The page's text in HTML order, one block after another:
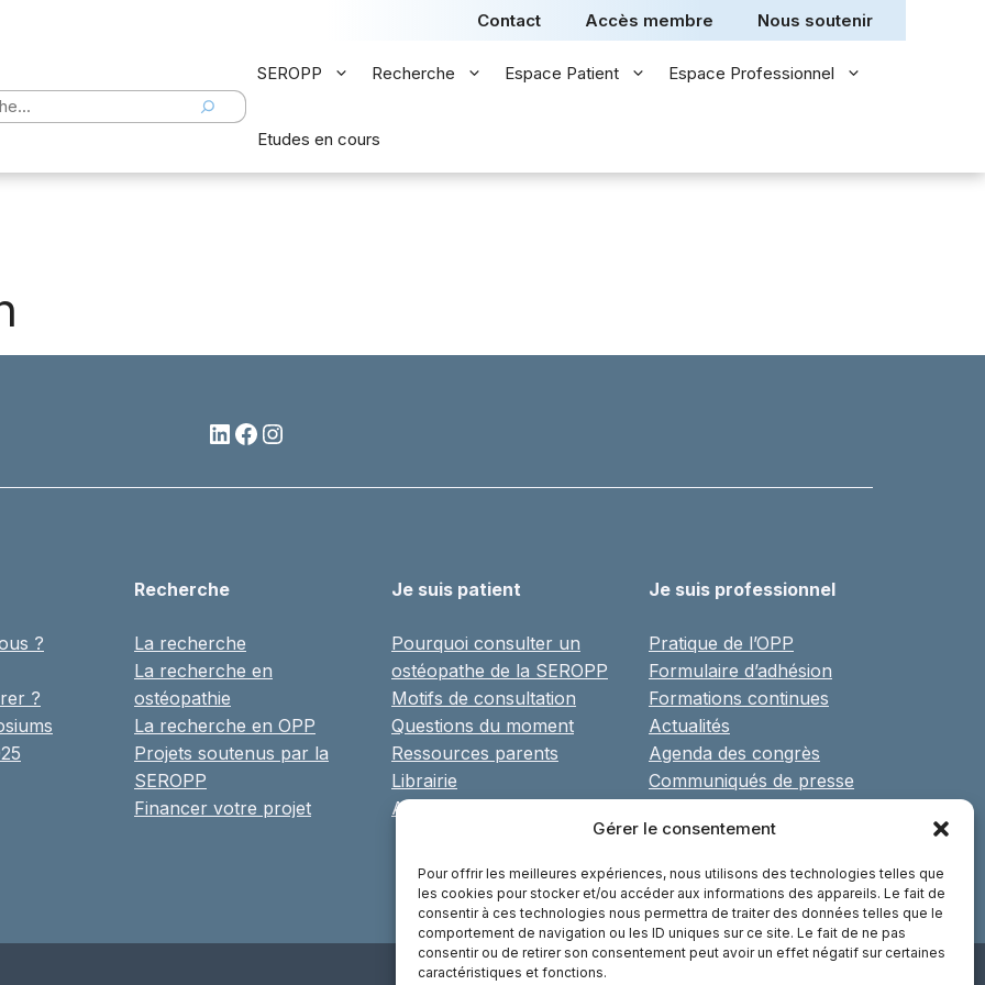
Gérer le consentement
Pour offrir les meilleures expériences, nous utilisons des technologies telles que
les cookies pour stocker et/ou accéder aux informations des appareils. Le fait de
consentir à ces technologies nous permettra de traiter des données telles que le
comportement de navigation ou les ID uniques sur ce site. Le fait de ne pas
consentir ou de retirer son consentement peut avoir un effet négatif sur certaines
caractéristiques et fonctions.
Contact Accès membre Nous soutenir
SEROPP Recherche Espace Patient Espace Professionnel
Etudes en cours
LinkedIn
Facebook
Instagram
?
?
Recherche
La recherche
La recherche en
ostéopathie
La recherche en OPP
Projets soutenus par la
SEROPP
Financer votre projet
Je suis patient
Pourquoi consulter un
ostéopathe de la SEROPP
Motifs de consultation
Questions du moment
Ressources parents
Librairie
Annuaire
Je suis professionnel
Pratique de l’OPP
Formulaire d’adhésion
Formations continues
Actualités
Agenda des congrès
Communiqués de presse
partenaires
Librairie